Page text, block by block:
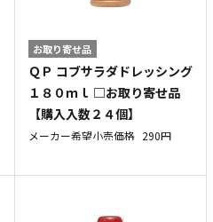
お取り寄せ品
ＱＰ コブサラダドレッシング
１８０ｍｌ □お取り寄せ品
【購入入数２４個】
メーカー希望小売価格 290円